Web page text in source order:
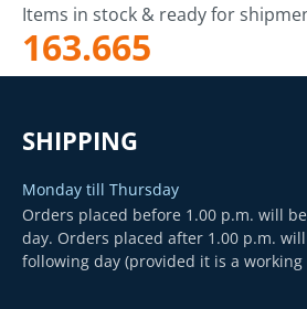
Items in stock & ready for
163.665
SHIPPING
Monday till Thursday
Orders placed before 1.00 p.m. will
day. Orders placed after 1.00 p.m.
following day (provided it is a working